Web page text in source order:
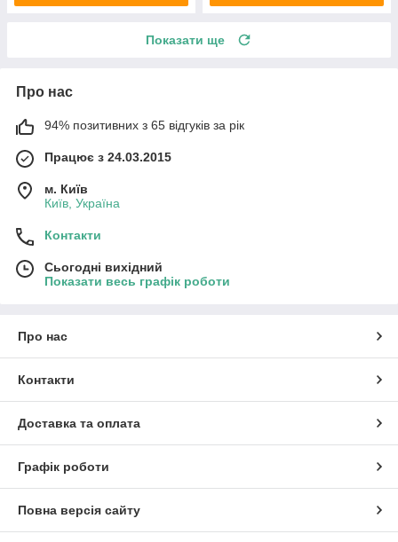
Показати ще
Про нас
94% позитивних з 65 відгуків за рік
Працює з 24.03.2015
м. Київ
Київ, Україна
Контакти
Сьогодні вихідний
Показати весь графік роботи
Про нас
Контакти
Доставка та оплата
Графік роботи
Повна версія сайту